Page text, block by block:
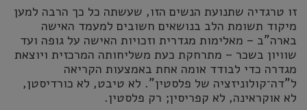
זו טרגדיה שתנועת הנשים הזו, שעשתה כל כך הרבה למען
מיקוד תשומת הלב בנושאים חשובים למעמד האישה
בארה"ב – מאלימות מגדרית וזכויות האישה על גופה ועד
שוויון בשכר – מתרחקת כעת משליחותה המרכזית ויוצאת
מגדרה כדי לבודד אומה אחת באמצעות הקריאה
ל"דה־קולוניזציה של פלסטין". לא טיבט, לא כורדיסטן,
לא אוקראינה, לא קפריסין; רק פלסטין.